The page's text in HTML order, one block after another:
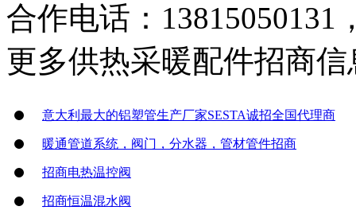
合作电话：13815050131
更多供热采暖配件招商信
意大利最大的铝塑管生产厂家SESTA诚招全国代理商
暖通管道系统，阀门，分水器，管材管件招商
招商电热温控阀
招商恒温混水阀